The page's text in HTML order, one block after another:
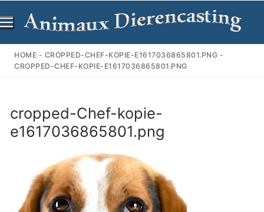
naar
inhoud
HOME - CROPPED-CHEF-KOPIE-E1617036865801.PNG -
CROPPED-CHEF-KOPIE-E1617036865801.PNG
cropped-Chef-kopie-
e1617036865801.png